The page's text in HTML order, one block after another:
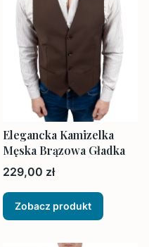
Elegancka Kamizelka
Męska Brązowa Gładka
Cena
229,00 zł
Zobacz produkt